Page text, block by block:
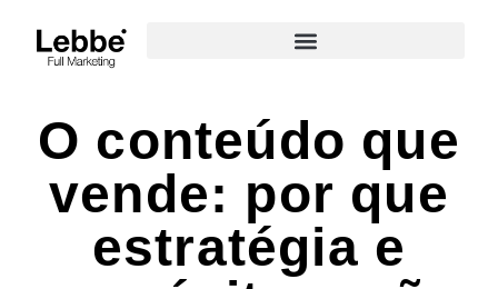
O conteúdo que
vende: por que
estratégia e